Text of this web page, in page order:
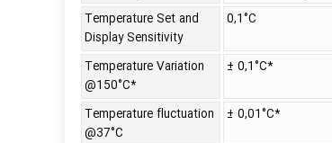
Temperature Set and
Display Sensitivity
0,1°C
Temperature Variation
@150°C*
± 0,1°C*
Temperature fluctuation
@37°C
± 0,01°C*